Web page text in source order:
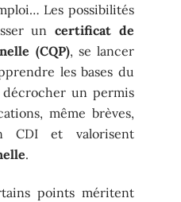
Les possibilités
un certificat de
(CQP), se lancer
les bases du
un permis
même brèves,
CDI et valorisent
.
points méritent